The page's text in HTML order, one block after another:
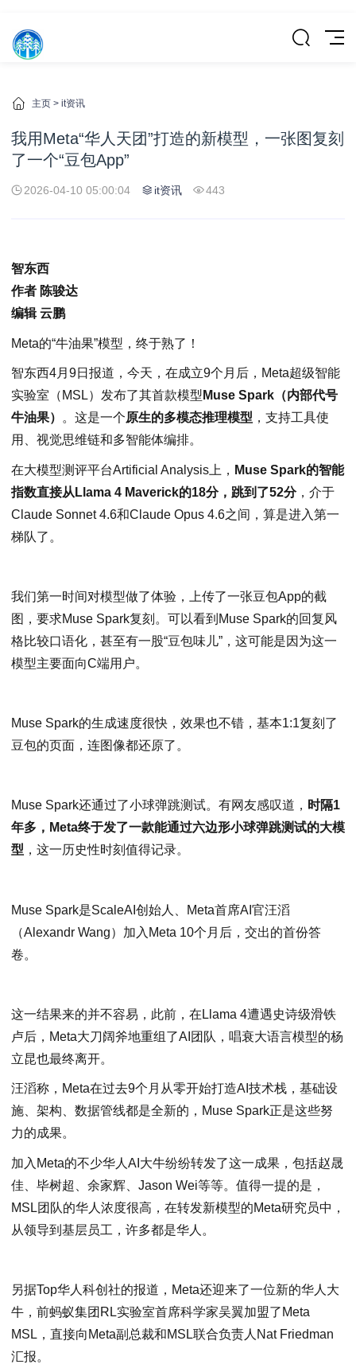
主页 > it资讯
我用Meta“华人天团”打造的新模型，一张图复刻
了一个“豆包App”
2026-04-10 05:00:04 it资讯 443
智东西
作者 陈骏达
编辑 云鹏
Meta的“牛油果”模型，终于熟了！
智东西4月9日报道，今天，在成立9个月后，Meta超级智能
实验室（MSL）发布了其首款模型 Muse Spark（内部代号
牛油果）
。这是一个原生的多模态推理模型 ，支持工具使
用、视觉思维链和多智能体编排。
在大模型测评平台Artificial Analysis上， Muse Spark的智能
指数直接从Llama 4 Maverick的18分，跳到了52分，介于
Claude Sonnet 4.6和Claude Opus 4.6之间，算是进入第一
梯队了。
我们第一时间对模型做了体验，上传了一张豆包App的截
图，要求Muse Spark复刻。可以看到Muse Spark的回复风
格比较口语化，甚至有一股“豆包味儿”，这可能是因为这一
模型主要面向C端用户。
Muse Spark的生成速度很快，效果也不错，基本1:1复刻了
豆包的页面，连图像都还原了。
Muse Spark还通过了小球弹跳测试。有网友感叹道， 时隔1
年多，Meta终于发了一款能通过六边形小球弹跳测试的大模
型 ，这一历史性时刻值得记录。
Muse Spark是ScaleAI创始人、Meta首席AI官汪滔
（Alexandr Wang）加入Meta 10个月后，交出的首份答
卷。
这一结果来的并不容易，此前，在Llama 4遭遇史诗级滑铁
卢后，Meta大刀阔斧地重组了AI团队，唱衰大语言模型的杨
立昆也最终离开。
汪滔称，Meta在过去9个月从零开始打造AI技术栈，基础设
施、架构、数据管线都是全新的，Muse Spark正是这些努
力的成果。
加入Meta的不少华人AI大牛纷纷转发了这一成果，包括赵晟
佳、毕树超、余家辉、Jason Wei等等。值得一提的是，
MSL团队的华人浓度很高，在转发新模型的Meta研究员中，
从领导到基层员工，许多都是华人。
另据Top华人科创社的报道，Meta还迎来了一位新的华人大
牛，前蚂蚁集团RL实验室首席科学家吴翼加盟了Meta
MSL，直接向Meta副总裁和MSL联合负责人Nat Friedman
汇报。